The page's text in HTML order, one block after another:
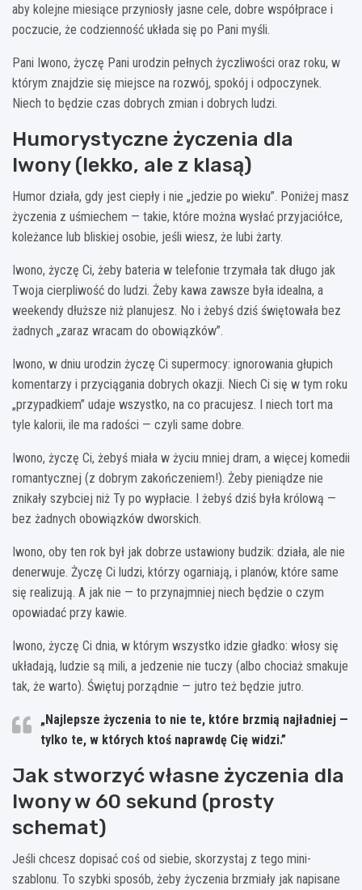
aby kolejne miesiące przyniosły jasne cele, dobre współprace i
poczucie, że codzienność układa się po Pani myśli.
Pani Iwono, życzę Pani urodzin pełnych życzliwości oraz roku, w
którym znajdzie się miejsce na rozwój, spokój i odpoczynek.
Niech to będzie czas dobrych zmian i dobrych ludzi.
Humorystyczne życzenia dla
Iwony (lekko, ale z klasą)
Humor działa, gdy jest ciepły i nie „jedzie po wieku”. Poniżej masz
życzenia z uśmiechem — takie, które można wysłać przyjaciółce,
koleżance lub bliskiej osobie, jeśli wiesz, że lubi żarty.
Iwono, życzę Ci, żeby bateria w telefonie trzymała tak długo jak
Twoja cierpliwość do ludzi. Żeby kawa zawsze była idealna, a
weekendy dłuższe niż planujesz. No i żebyś dziś świętowała bez
żadnych „zaraz wracam do obowiązków”.
Iwono, w dniu urodzin życzę Ci supermocy: ignorowania głupich
komentarzy i przyciągania dobrych okazji. Niech Ci się w tym roku
„przypadkiem” udaje wszystko, na co pracujesz. I niech tort ma
tyle kalorii, ile ma radości — czyli same dobre.
Iwono, życzę Ci, żebyś miała w życiu mniej dram, a więcej komedii
romantycznej (z dobrym zakończeniem!). Żeby pieniądze nie
znikały szybciej niż Ty po wypłacie. I żebyś dziś była królową —
bez żadnych obowiązków dworskich.
Iwono, oby ten rok był jak dobrze ustawiony budzik: działa, ale nie
denerwuje. Życzę Ci ludzi, którzy ogarniają, i planów, które same
się realizują. A jak nie — to przynajmniej niech będzie o czym
opowiadać przy kawie.
Iwono, życzę Ci dnia, w którym wszystko idzie gładko: włosy się
układają, ludzie są mili, a jedzenie nie tuczy (albo chociaż smakuje
tak, że warto). Świętuj porządnie — jutro też będzie jutro.
„Najlepsze życzenia to nie te, które brzmią najładniej —
tylko te, w których ktoś naprawdę Cię widzi.”
Jak stworzyć własne życzenia dla
Iwony w 60 sekund (prosty
schemat)
Jeśli chcesz dopisać coś od siebie, skorzystaj z tego mini-
szablonu. To szybki sposób, żeby życzenia brzmiały jak napisane